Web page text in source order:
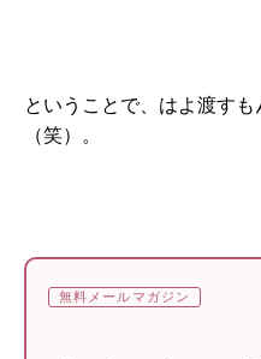
ということで、はよ渡す
（笑）。
無料メールマガジン